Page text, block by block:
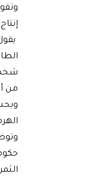
من